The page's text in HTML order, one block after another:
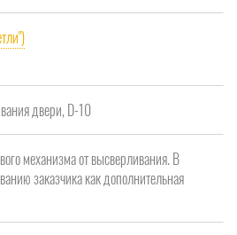
двери, D-10
механизма от высверливания. В
заказчика как дополнительная